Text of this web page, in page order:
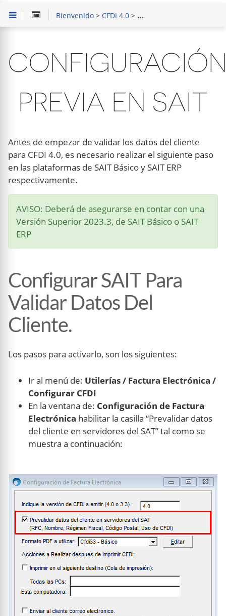
Bienvenido> CFDI 4.0> Validar Datos Fiscales
PREVIA EN SAIT
Antes de empezar de validar los datos del cliente
para CFDI 4.0, es necesario realizar el siguiente paso
en las plataformas de SAIT Básico y SAIT ERP
respectivamente.
AVISO: Deberá de asegurarse en contar con una
Versión Superior 2023.3, de SAIT Básico o SAIT
ERP
Configurar SAIT Para
Validar Datos Del
Cliente.
Los pasos para activarlo, son los siguientes:
Ir al menú de: Utilerías / Factura Electrónica /
Configurar CFDI
En la ventana de: Configuración de Factura
Electrónica habilitar la casilla “Prevalidar datos
del cliente en servidores del SAT” tal como se
muestra a continuación: